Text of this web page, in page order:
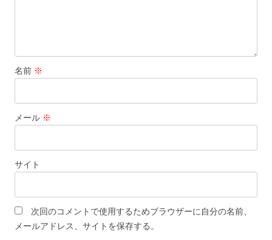
名前 ※
メール ※
サイト
次回のコメントで使用するためブラウザーに自分の名前、
メールアドレス、サイトを保存する。